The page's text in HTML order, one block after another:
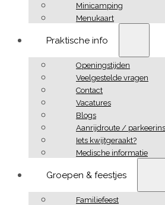
Minicamping
Menukaart
Praktische info
Openingstijden
Veelgestelde vragen
Contact
Vacatures
Blogs
Aanrijdroute /
Iets kwijtgeraakt?
Medische informatie
Groepen & feestjes
Familiefeest